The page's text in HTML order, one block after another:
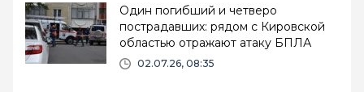
Один погибший и четверо
пострадавших: рядом с Кировской
областью отражают атаку БПЛА
02.07.26, 08:35